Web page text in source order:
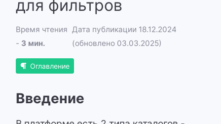
для фильтров
Время чтения
- 3 мин.
Дата публикации 18.12.2024
(обновлено 03.03.2025)
Оглавление
Введение